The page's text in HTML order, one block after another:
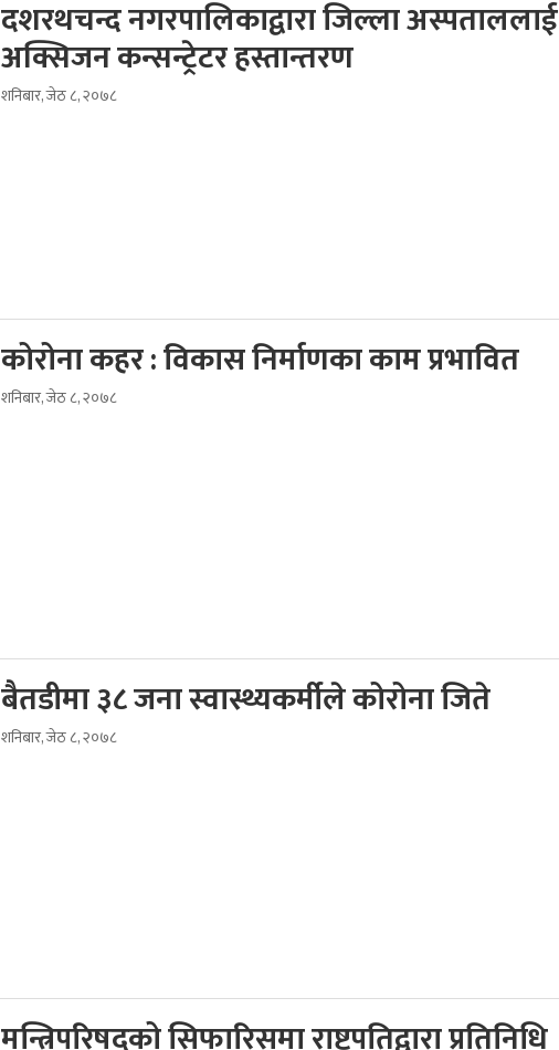
दशरथचन्द नगरपालिकाद्वारा जिल्ला अस्पताललाई
अक्सिजन कन्सन्ट्रेटर हस्तान्तरण
शनिबार, जेठ ८, २०७८
कोरोना कहर : विकास निर्माणका काम प्रभावित
शनिबार, जेठ ८, २०७८
बैतडीमा ३८ जना स्वास्थ्यकर्मीले कोरोना जिते
शनिबार, जेठ ८, २०७८
मन्त्रिपरिषद्को सिफारिसमा राष्ट्रपतिद्वारा प्रतिनिधि